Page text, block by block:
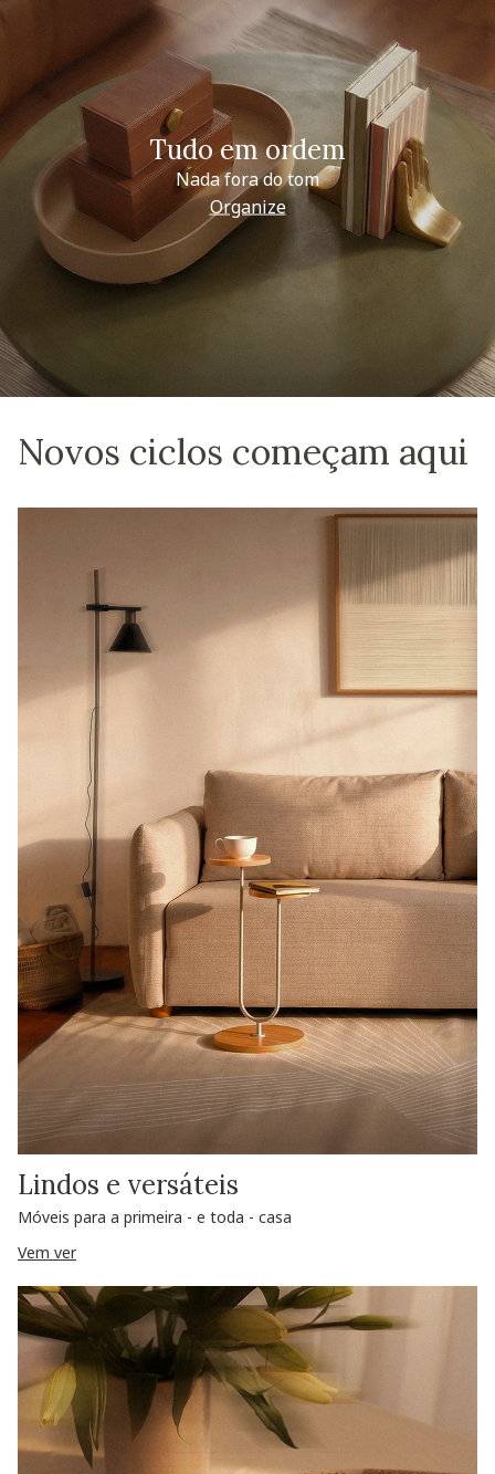
Tudo em ordem
Nada fora do tom
Organize
Novos ciclos começam aqui
Lindos e versáteis
Móveis para a primeira - e toda - casa
Vem ver